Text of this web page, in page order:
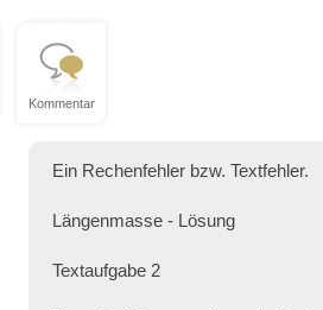
Kommentar
Ein Rechenfehler bzw. Textfehler.
Längenmasse - Lösung
Textaufgabe 2